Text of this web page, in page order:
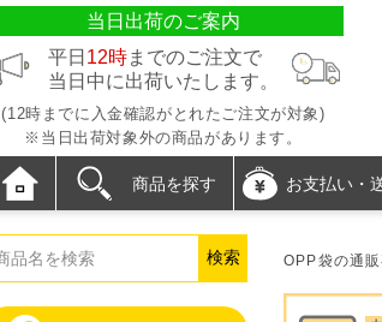
当日出荷のご案内
平日 12時までのご注文で
当日中に出荷いたします。
(12時までに入金確認がとれたご注文が対象)
※当日出荷対象外の商品があります。
商品を探す お支払い・
OPP袋の通